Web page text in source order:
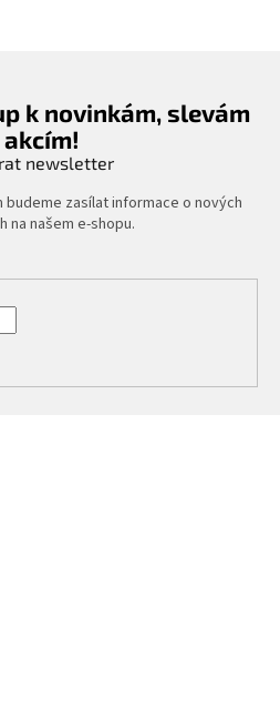
v
k
y
v
p
i
k novinkám, slevám
akcím!
newsletter
budeme zasílat informace o nových
na našem e-shopu.